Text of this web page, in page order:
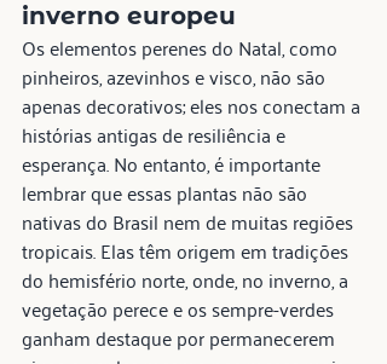
inverno europeu
Os elementos perenes do Natal, como
pinheiros, azevinhos e visco, não são
apenas decorativos; eles nos conectam a
histórias antigas de resiliência e
esperança. No entanto, é importante
lembrar que essas plantas não são
nativas do Brasil nem de muitas regiões
tropicais. Elas têm origem em tradições
do hemisfério norte, onde, no inverno, a
vegetação perece e os sempre-verdes
ganham destaque por permanecerem